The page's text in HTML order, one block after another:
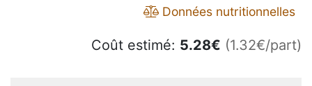
Données nutritionnelles
Coût estimé: 5.28€ (1.32€/part)